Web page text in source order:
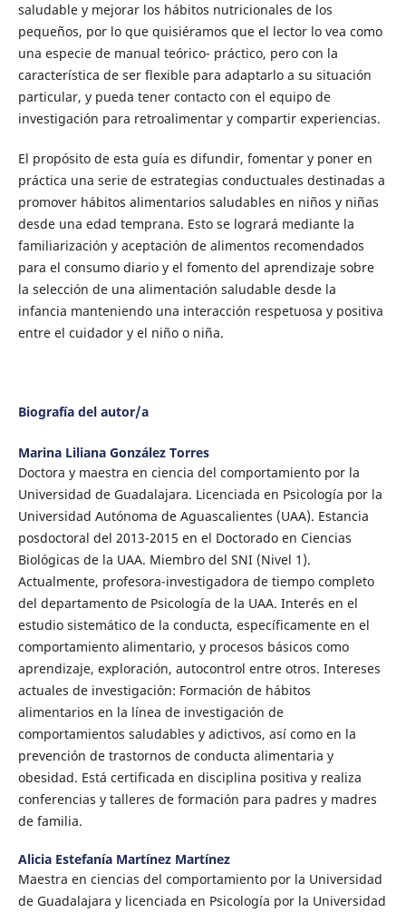
saludable y mejorar los hábitos nutricionales de los
pequeños, por lo que quisiéramos que el lector lo vea como
una especie de manual teórico- práctico, pero con la
característica de ser flexible para adaptarlo a su situación
particular, y pueda tener contacto con el equipo de
investigación para retroalimentar y compartir experiencias.
El propósito de esta guía es difundir, fomentar y poner en
práctica una serie de estrategias conductuales destinadas a
promover hábitos alimentarios saludables en niños y niñas
desde una edad temprana. Esto se logrará mediante la
familiarización y aceptación de alimentos recomendados
para el consumo diario y el fomento del aprendizaje sobre
la selección de una alimentación saludable desde la
infancia manteniendo una interacción respetuosa y positiva
entre el cuidador y el niño o niña.
Biografía del autor/a
Marina Liliana González Torres
Doctora y maestra en ciencia del comportamiento por la
Universidad de Guadalajara. Licenciada en Psicología por la
Universidad Autónoma de Aguascalientes (UAA). Estancia
posdoctoral del 2013-2015 en el Doctorado en Ciencias
Biológicas de la UAA. Miembro del SNI (Nivel 1).
Actualmente, profesora-investigadora de tiempo completo
del departamento de Psicología de la UAA. Interés en el
estudio sistemático de la conducta, específicamente en el
comportamiento alimentario, y procesos básicos como
aprendizaje, exploración, autocontrol entre otros. Intereses
actuales de investigación: Formación de hábitos
alimentarios en la línea de investigación de
comportamientos saludables y adictivos, así como en la
prevención de trastornos de conducta alimentaria y
obesidad. Está certificada en disciplina positiva y realiza
conferencias y talleres de formación para padres y madres
de familia.
Alicia Estefanía Martínez Martínez
Maestra en ciencias del comportamiento por la Universidad
de Guadalajara y licenciada en Psicología por la Universidad